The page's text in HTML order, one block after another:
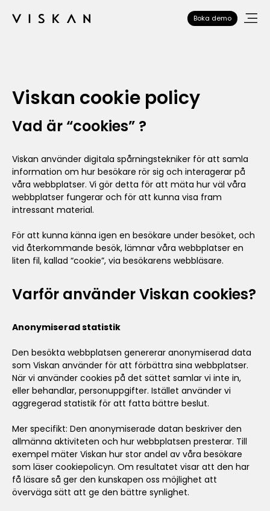
Boka demo
Viskan cookie policy
Vad är “cookies” ?
Viskan använder digitala spårningstekniker för att samla
information om hur besökare rör sig och interagerar på
våra webbplatser. Vi gör detta för att mäta hur väl våra
webbplatser fungerar och för att kunna visa fram
intressant material.
För att kunna känna igen en besökare under besöket, och
vid återkommande besök, lämnar våra webbplatser en
liten fil, kallad “cookie”, via besökarens webbläsare.
Varför använder Viskan cookies?
Anonymiserad statistik
Den besökta webbplatsen genererar anonymiserad data
som Viskan använder för att förbättra sina webbplatser.
När vi använder cookies på det sättet samlar vi inte in,
eller behandlar, personuppgifter. Istället använder vi
aggregerad statistik för att fatta bättre beslut.
Mer specifikt: Den anonymiserade datan beskriver den
allmänna aktiviteten och hur webbplatsen presterar. Till
exempel mäter Viskan hur stor andel av våra besökare
som läser cookiepolicyn. Om resultatet visar att den har
få läsare så ger den kunskapen oss möjlighet att
överväga sätt att ge den bättre synlighet.